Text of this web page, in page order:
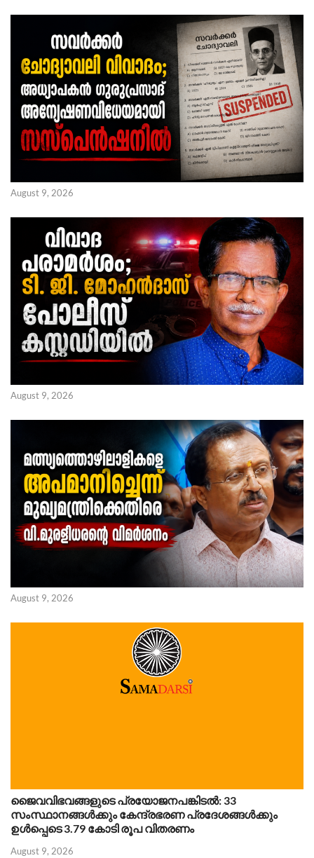
August 9, 2026
August 9, 2026
August 9, 2026
ജൈവവിഭവങ്ങളുടെ പ്രയോജനപങ്കിടൽ: 33
സംസ്ഥാനങ്ങൾക്കും കേന്ദ്രഭരണ പ്രദേശങ്ങൾക്കും
ഉൾപ്പെടെ 3.79 കോടി രൂപ വിതരണം
August 9, 2026